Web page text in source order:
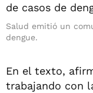
Salud emitió un
dengue.
En el texto,
trabajando con